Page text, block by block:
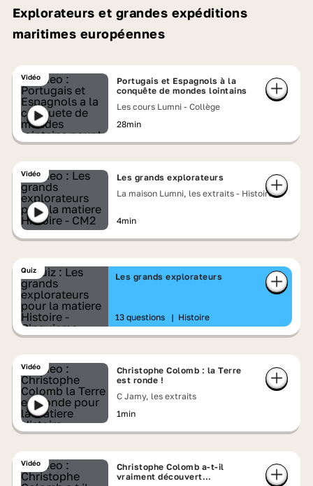
Explorateurs et grandes expéditions
maritimes européennes
Vidéo
Portugais et Espagnols à la
conquête de mondes lointains
Les cours Lumni - Collège
28min
Vidéo
Les grands explorateurs
La maison Lumni, les extraits - Histoire
4min
Quiz
Les grands explorateurs
13 questions | Histoire
Vidéo
Christophe Colomb : la Terre
est ronde !
C Jamy, les extraits
1min
Vidéo
Christophe Colomb a-t-il
vraiment découvert